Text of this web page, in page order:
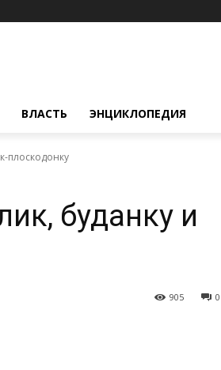
ВЛАСТЬ ЭНЦИКЛОПЕДИЯ
плоскодонку
буданку и
0
905